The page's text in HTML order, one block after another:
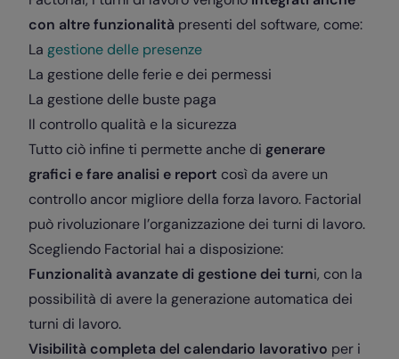
con altre funzionalità presenti del software, come:
La gestione delle presenze
La gestione delle ferie e dei permessi
La gestione delle buste paga
Il controllo qualità e la sicurezza
Tutto ciò infine ti permette anche di generare
grafici e fare analisi e report così da avere un
controllo ancor migliore della forza lavoro. Factorial
può rivoluzionare l’organizzazione dei turni di lavoro.
Scegliendo Factorial hai a disposizione:
Funzionalità avanzate di gestione dei turni, con la
possibilità di avere la generazione automatica dei
turni di lavoro.
Visibilità completa del calendario lavorativo per i